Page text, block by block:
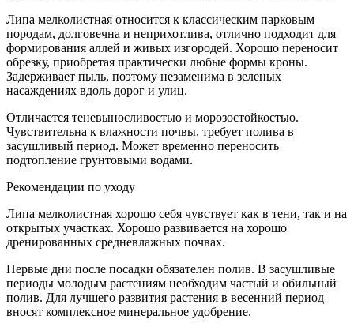
Липа мелколистная относится к классическим парковым
породам, долговечна и неприхотлива, отлично подходит для
формирования аллей и живых изгородей. Хорошо переносит
обрезку, приобретая практически любые формы кроны.
Задерживает пыль, поэтому незаменима в зеленых
насаждениях вдоль дорог и улиц.
Отличается теневыносливостью и морозостойкостью.
Чувствительна к влажности почвы, требует полива в
засушливый период. Может временно переносить
подтопление грунтовыми водами.
Рекомендации по уходу
Липа мелколистная хорошо себя чувствует как в тени, так и на
открытых участках. Хорошо развивается на хорошо
дренированных средневлажных почвах.
Первые дни после посадки обязателен полив. В засушливые
периоды молодым растениям необходим частый и обильный
полив. Для лучшего развития растения в весенний период
вносят комплексное минеральное удобрение.